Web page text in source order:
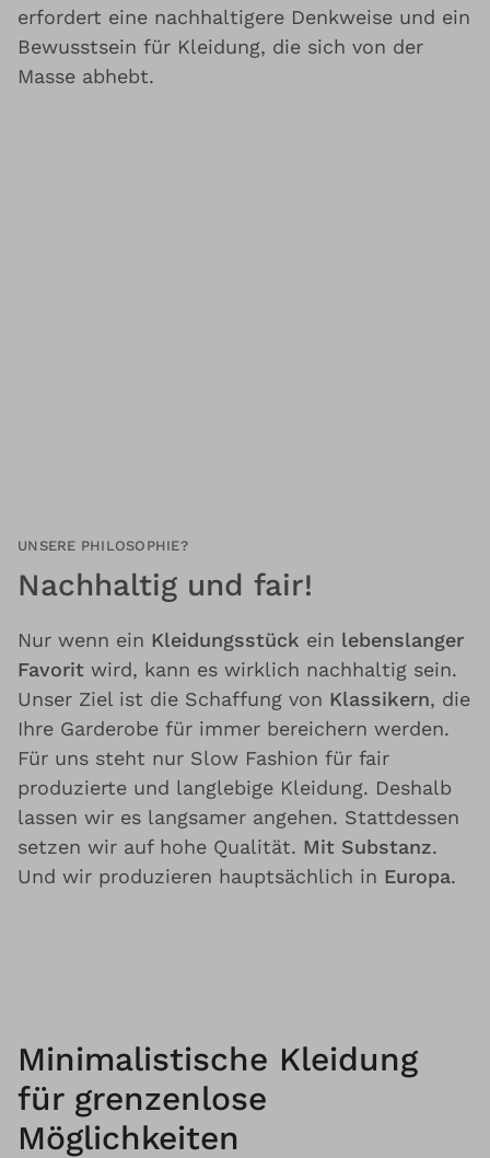
erfordert eine nachhaltigere Denkweise und ein
Bewusstsein für Kleidung, die sich von der
Masse abhebt.
UNSERE PHILOSOPHIE?
Nachhaltig und fair!
Nur wenn ein Kleidungsstück ein lebenslanger
Favorit wird, kann es wirklich nachhaltig sein.
Unser Ziel ist die Schaffung von Klassikern, die
Ihre Garderobe für immer bereichern werden.
Für uns steht nur Slow Fashion für fair
produzierte und langlebige Kleidung. Deshalb
lassen wir es langsamer angehen. Stattdessen
setzen wir auf hohe Qualität. Mit Substanz.
Und wir produzieren hauptsächlich in Europa.
Minimalistische Kleidung
für grenzenlose
Möglichkeiten